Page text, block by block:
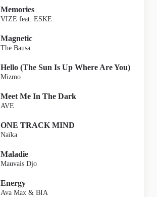
Memories
VIZE feat. ESKE
Magnetic
The Bausa
Hello (The Sun Is Up Where Are You)
Mizmo
Meet Me In The Dark
AVE
ONE TRACK MIND
Naïka
Maladie
Mauvais Djo
Energy
Ava Max & BIA